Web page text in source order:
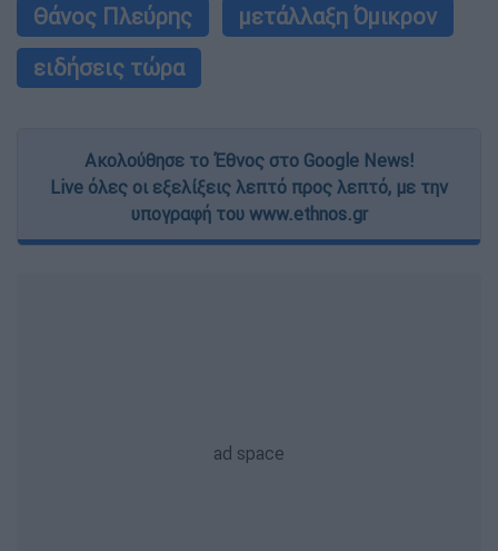
Θάνος Πλεύρης
μετάλλαξη Όμικρον
ειδήσεις τώρα
Ακολούθησε το Έθνος στο Google News!
Live όλες οι εξελίξεις λεπτό προς λεπτό, με την
υπογραφή του www.ethnos.gr